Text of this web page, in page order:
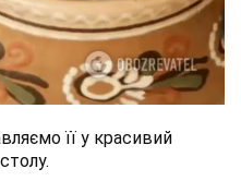
її у красивий